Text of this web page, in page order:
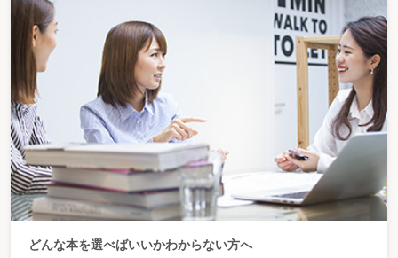
どんな本を選べばいいかわからない方へ